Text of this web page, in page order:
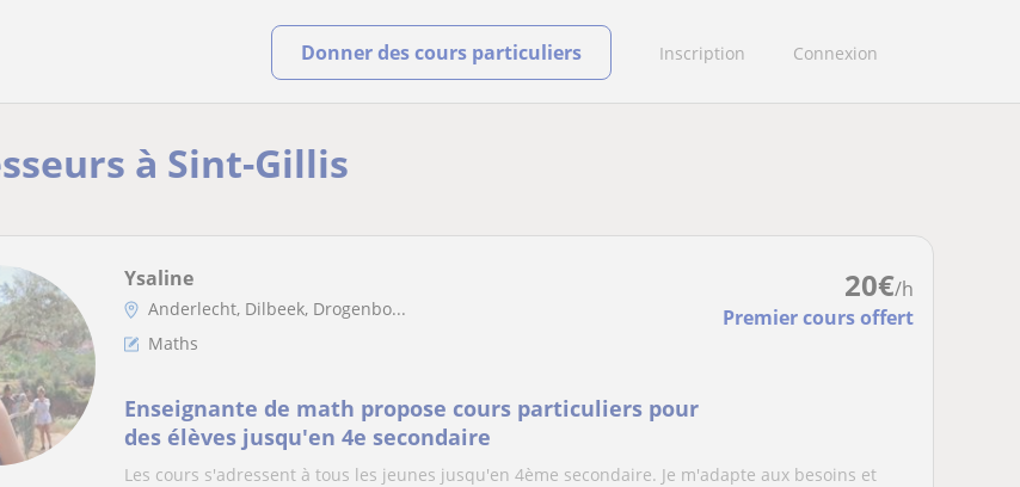
Inscription Connexion
Donner des cours particuliers
à Sint-Gillis
20€/h
Premier cours offert
Ysaline
Anderlecht, Dilbeek, Drogenbo...
Maths
Enseignante de math propose cours particuliers pour
des élèves jusqu'en 4e secondaire
Les cours s'adressent à tous les jeunes jusqu'en 4ème secondaire. Je m'adapte aux besoins et